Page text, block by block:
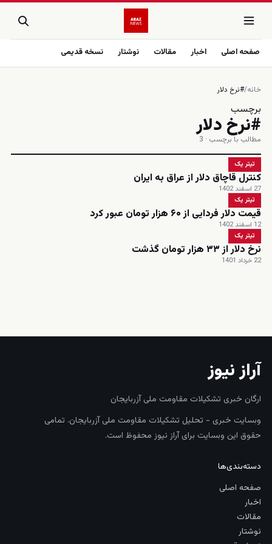
صفحه اصلی اخبار مقالات نوشتار نسخه قدیمی
خانه/#نرخ دلار
برچسب
#نرخ دلار
مطالب با برچسب · 3
تیتر یک
کنترل قاچاق دلار از عراق به ایران
27 اسفند 1402
تیتر یک
قیمت دلار فردایی از ۶۰ هزار تومان عبور کرد
12 اسفند 1402
تیتر یک
نرخ دلار از ۳۳ هزار تومان گذشت
22 خرداد 1401
آراز نیوز
ارگان خبری تشکیلات مقاومت ملی آزربایجان
وبسایت خبری - تحلیل تشکیلات مقاومت ملی آزربایجان. تمامی
حقوق این وبسایت برای آراز نیوز محفوظ است.
دسته‌بندی‌ها
صفحه اصلی
اخبار
مقالات
نوشتار